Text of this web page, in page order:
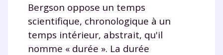
Bergson oppose un temps
scientifique, chronologique à un
temps intérieur, abstrait, qu'il
nomme « durée ». La durée